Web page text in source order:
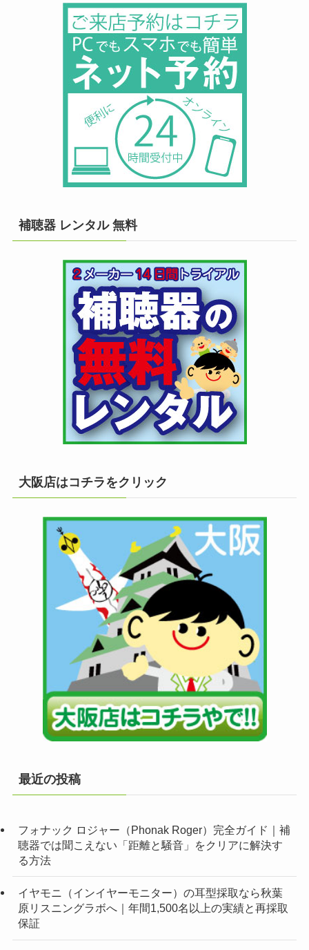
補聴器 レンタル 無料
大阪店はコチラをクリック
最近の投稿
フォナック ロジャー（Phonak Roger）完全ガイド｜補
聴器では聞こえない「距離と騒音」をクリアに解決す
る方法
イヤモニ（インイヤーモニター）の耳型採取なら秋葉
原リスニングラボへ｜年間1,500名以上の実績と再採取
保証